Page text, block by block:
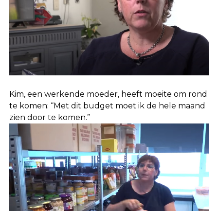
Kim, een werkende moeder, heeft moeite om rond
te komen: “Met dit budget moet ik de hele maand
zien door te komen.”